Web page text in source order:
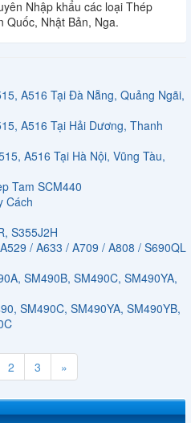
Nhập khẩu các loại Thép
Quốc, Nhật Bản, Nga.
A516 Tại Đà Nẵng, Quảng Ngãi,
A516 Tại Hải Dương, Thanh
A516 Tại Hà Nội, Vũng Tàu,
Tam SCM440
Cách
S355J2H
/ A633 / A709 / A808 / S690QL
SM490B, SM490C, SM490YA,
SM490C, SM490YA, SM490YB,
2 3 »
U
H
Đặc, Thép Ống Đúc A101,
A1018, A1016